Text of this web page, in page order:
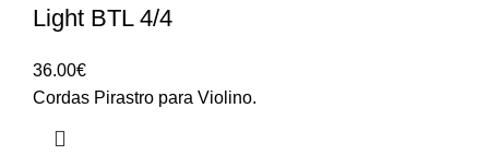
Light BTL 4/4
36.00€
Cordas Pirastro para Violino.